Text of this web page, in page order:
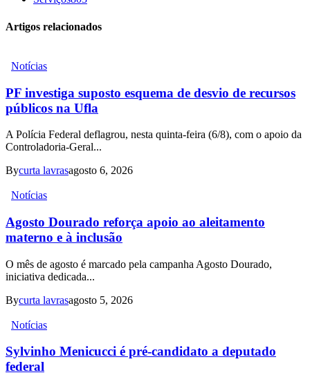
Artigos relacionados
Notícias
PF investiga suposto esquema de desvio de recursos
públicos na Ufla
A Polícia Federal deflagrou, nesta quinta-feira (6/8), com o apoio da
Controladoria-Geral...
Bycurta lavrasagosto 6, 2026
Notícias
Agosto Dourado reforça apoio ao aleitamento
materno e à inclusão
O mês de agosto é marcado pela campanha Agosto Dourado,
iniciativa dedicada...
Bycurta lavrasagosto 5, 2026
Notícias
Sylvinho Menicucci é pré-candidato a deputado
federal